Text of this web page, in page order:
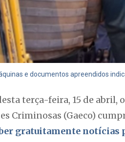
e documentos apreendidos
terça-feira, 15 de abril,
Criminosas (Gaeco)
gratuitamente notícias